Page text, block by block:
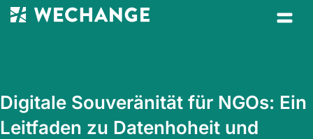
Digitale Souveränität für NGOs: Ein
Leitfaden zu Datenhoheit und